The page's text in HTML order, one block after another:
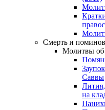
Смерть и
Молитвы
Саввы
на